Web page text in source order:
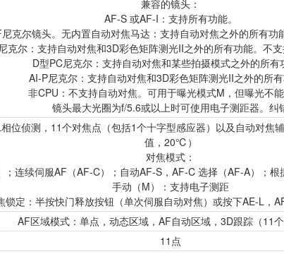
兼容的镜头：
AF-S 或AF-I：支持所有功能。
克尔镜头。无内置自动对焦马达：支持自动对焦之外的所有功
克尔：支持自动对焦和3D彩色矩阵测光II之外的所有功能。不支
D型PC尼克尔：支持自动对焦和某些拍摄模式之外的所有
AI-P尼克尔：支持自动对焦和3D彩色矩阵测光II之外的所有
非CPU：不支持自动对焦。可用于曝光模式M，但曝光不能
镜头最大光圈为f/5.6或以上时可使用电子测距器。纠
位侦测，11个对焦点（包括1个十字型感应器）以及自动对
值，20℃）
对焦模式：
连续伺服AF（AF-C）；自动AF-S，AF-C 选择（AF-A）；根
手动（M）：支持电子测距
锁定：半按快门释放按钮（单次伺服自动对焦）或按下AE-L，
AF区域模式：单点，动态区域，AF自动区域，3D跟踪（11个
11点